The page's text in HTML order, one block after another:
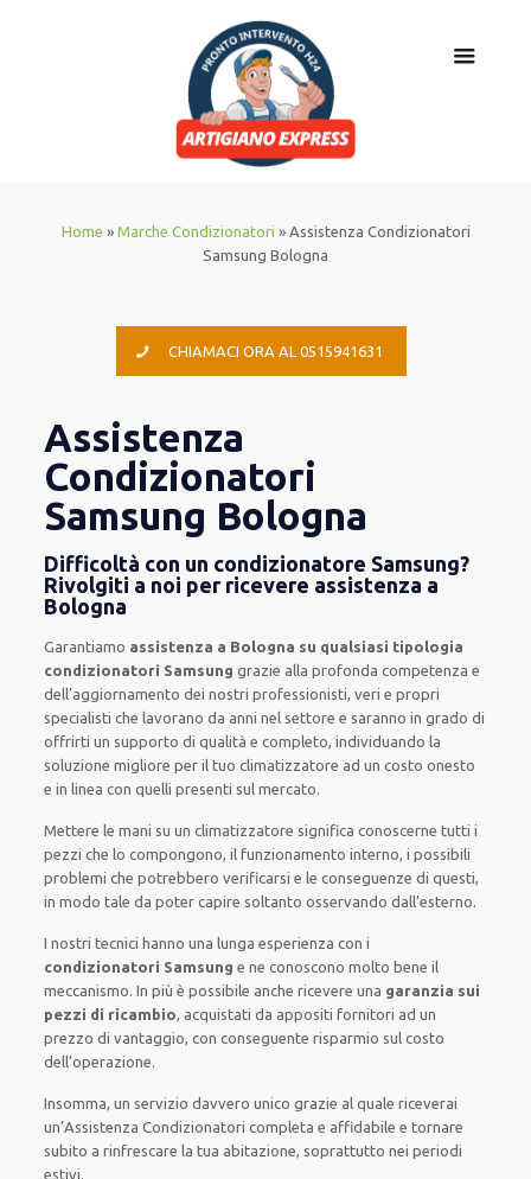
Home » Marche Condizionatori » Assistenza Condizionatori
Samsung Bologna
CHIAMACI ORA AL 0515941631
Assistenza
Condizionatori
Samsung Bologna
Difficoltà con un condizionatore Samsung?
Rivolgiti a noi per ricevere assistenza a
Bologna
Garantiamo assistenza a Bologna su qualsiasi tipologia
condizionatori Samsung grazie alla profonda competenza e
dell’aggiornamento dei nostri professionisti, veri e propri
specialisti che lavorano da anni nel settore e saranno in grado di
offrirti un supporto di qualità e completo, individuando la
soluzione migliore per il tuo climatizzatore ad un costo onesto
e in linea con quelli presenti sul mercato.
Mettere le mani su un climatizzatore significa conoscerne tutti i
pezzi che lo compongono, il funzionamento interno, i possibili
problemi che potrebbero verificarsi e le conseguenze di questi,
in modo tale da poter capire soltanto osservando dall’esterno.
I nostri tecnici hanno una lunga esperienza con i
condizionatori Samsung e ne conoscono molto bene il
meccanismo. In più è possibile anche ricevere una garanzia sui
pezzi di ricambio, acquistati da appositi fornitori ad un
prezzo di vantaggio, con conseguente risparmio sul costo
dell’operazione.
Insomma, un servizio davvero unico grazie al quale riceverai
un’Assistenza Condizionatori completa e affidabile e tornare
subito a rinfrescare la tua abitazione, soprattutto nei periodi
estivi.